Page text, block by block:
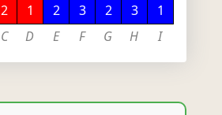
2 1 2 3 2 3
1
C D E F G H I